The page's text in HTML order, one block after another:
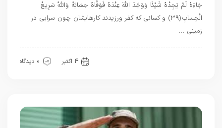
جَاءَهُ لَمْ يَجِدْهُ شَيْئًا وَوَجَدَ اللَّهَ عِنْدَهُ فَوَفَّاهُ حِسَابَهُ وَاللَّهُ سَرِيعُ
الْحِسَابِ ﴿۳۹﴾ و كسانى كه كفر ورزيدند كارهايشان چون سرابى در
زمينى …
4 اکتبر 0 دیدگاه